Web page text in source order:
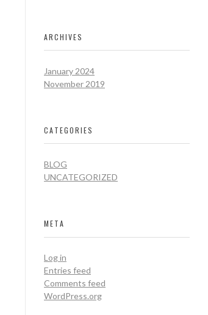
ARCHIVES
January 2024
November 2019
CATEGORIES
BLOG
UNCATEGORIZED
META
Log in
Entries feed
Comments feed
WordPress.org